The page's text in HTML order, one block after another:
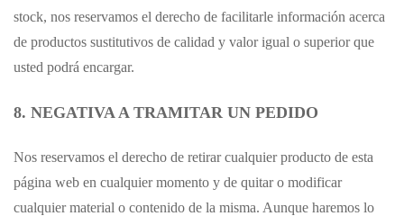
stock, nos reservamos el derecho de facilitarle información acerca
de productos sustitutivos de calidad y valor igual o superior que
usted podrá encargar.
8. NEGATIVA A TRAMITAR UN PEDIDO
Nos reservamos el derecho de retirar cualquier producto de esta
página web en cualquier momento y de quitar o modificar
cualquier material o contenido de la misma. Aunque haremos lo